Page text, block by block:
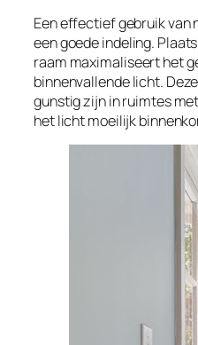
Een effectief gebruik
een goede indeling.
raam maximaliseert het
binnenvallende licht.
gunstig zijn in ruimtes
het licht moeilijk